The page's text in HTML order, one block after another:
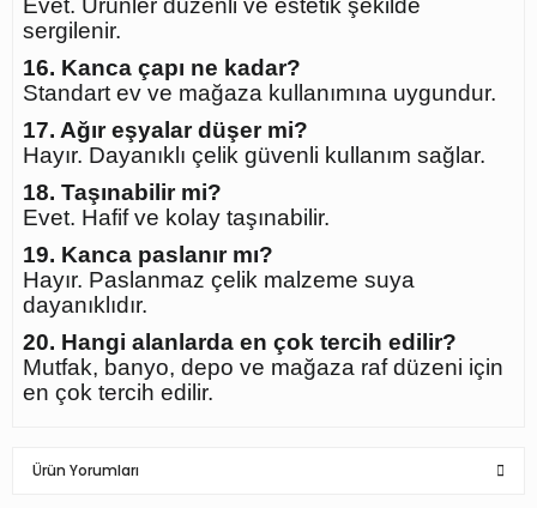
Evet. Ürünler düzenli ve estetik şekilde
sergilenir.
16. Kanca çapı ne kadar?
Standart ev ve mağaza kullanımına uygundur.
17. Ağır eşyalar düşer mi?
Hayır. Dayanıklı çelik güvenli kullanım sağlar.
18. Taşınabilir mi?
Evet. Hafif ve kolay taşınabilir.
19. Kanca paslanır mı?
Hayır. Paslanmaz çelik malzeme suya
dayanıklıdır.
20. Hangi alanlarda en çok tercih edilir?
Mutfak, banyo, depo ve mağaza raf düzeni için
en çok tercih edilir.
Ürün Yorumları